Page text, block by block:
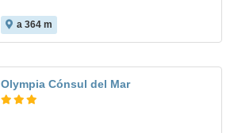
a 364 m
Olympia Cónsul del Mar